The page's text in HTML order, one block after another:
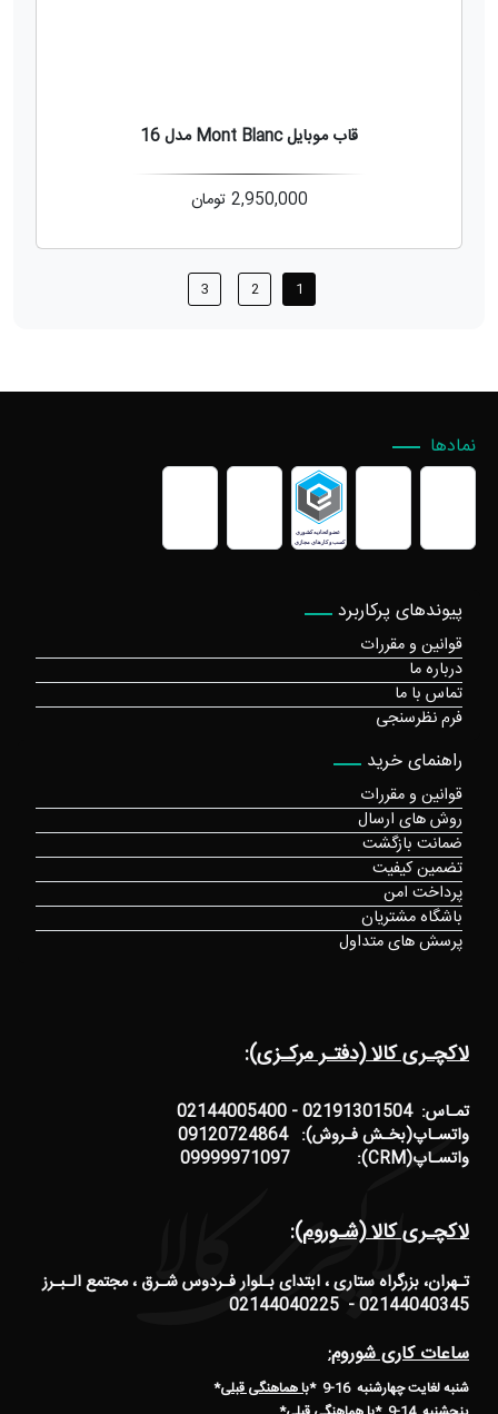
قاب موبایل Mont Blanc مدل 16
2,950,000 تومان
1
2
3
لاکچـری کالا (دفتـر مرکـزی):
تمـاس: 02191301504 - 02144005400
واتسـاپ(بخـش فـروش): 09120724864
واتسـاپ(CRM): 09999971097
لاکچـری کالا (شـوروم):
تـهران، بزرگراه ستاری ، ابتدای بـلوار فـردوس شـرق ، مجتمع الـبـرز
02144040345 - 02144040225
ساعات کاری شوروم:
شنبه لغایت چهارشنبه 16-9 * با هماهنگی قبلی*
پیوندهای پرکاربرد
قوانین و مقررات
درباره ما
تماس با ما
فرم نظرسنجی
راهنمای خرید
قوانین و مقررات
روش های ارسال
ضمانت بازگشت
تضمین کیفیت
پرداخت امن
باشگاه مشتریان
پرسش های متداول
نمادها